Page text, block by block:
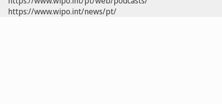
https://www.wipo.int/news/pt/